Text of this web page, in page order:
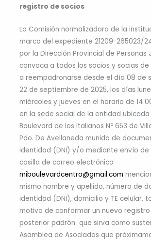
registro de socios
La Comisión normalizadora de la
marco del expediente 21209-265023/
por la Dirección Provincial de Personas
convoca a todos los socios y socias
a reempadronarse desde el día 08 de
22 de septiembre de 2025, los días
miércoles y jueves en el horario de
en la sede social de la entidad
Boulevard de los Italianos Nº 653 de
Pdo. De Avellaneda munido de
identidad (DNI) y/o mediante envío de
casilla de correo electrónico
miboulevardcentro@gmail.com
mismo nombre y apellido, número de
identidad (DNI), domicilio y TE celular,
motivo de conformar un nuevo
posterior padrón que sirva como
Asamblea de Asociados que